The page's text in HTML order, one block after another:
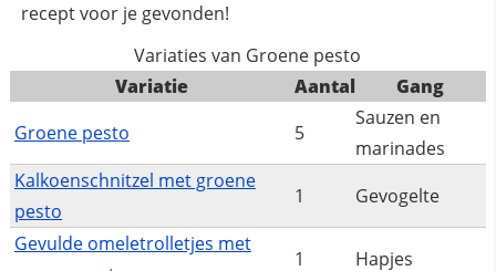
recept voor je gevonden!
Variaties van Groene pesto
Variatie
Aantal
Gang
Groene pesto
5
Sauzen en
marinades
Kalkoenschnitzel met groene
pesto
1
Gevogelte
Gevulde omeletrolletjes met
1 Hapjes